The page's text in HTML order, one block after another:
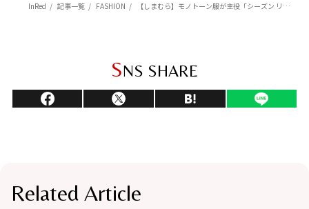
InRed 記事一覧 FASHION 【しまむら】モノトーン服が主役「シーズン リーズン」のシックな着こなし5選
SNS SHARE
Related Article